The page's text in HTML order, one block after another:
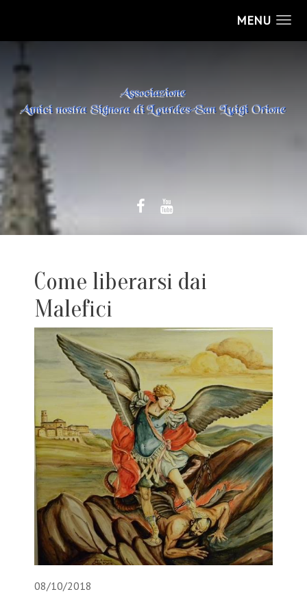
MENU
Come liberarsi dai
Malefici
08/10/2018